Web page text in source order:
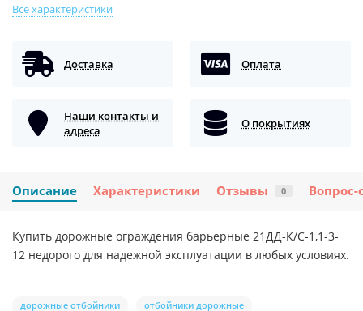
Все характеристики
Доставка Оплата
Наши контакты и
адреса
О покрытиях
Описание Характеристики Отзывы 0 Вопрос-
Купить дорожные ограждения барьерные 21ДД-К/С-1,1-3-
12 недорого для надежной эксплуатации в любых условиях.
дорожные отбойники отбойники дорожные